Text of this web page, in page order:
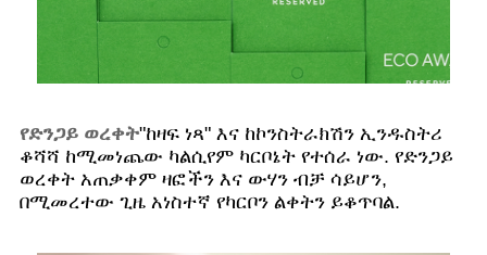
የድንጋይ ወረቀት"ከዛፍ ነጻ" እና ከኮንስትራክሽን ኢንዱስትሪ
ቆሻሻ ከሚመነጨው ካልሲየም ካርቦኔት የተሰራ ነው. የድንጋይ
ወረቀት አጠቃቀም ዛፎችን እና ውሃን ብቻ ሳይሆን,
በሚመረተው ጊዜ አነስተኛ የካርቦን ልቀትን ይቆጥባል.